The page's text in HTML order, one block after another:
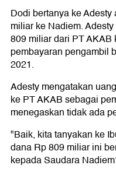
Dodi bertanya ke
miliar ke Nadiem.
809 miliar dari PT
pembayaran pengambil
2021.
Adesty mengatakan
ke PT AKAB sebagai
menegaskan tidak ada
"Baik, kita tanyakan ke
dana Rp 809 miliar ini
kepada Saudara